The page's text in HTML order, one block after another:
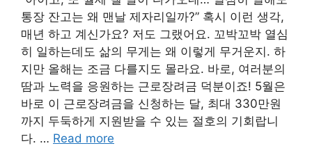
통장 잔고는 왜 맨날 제자리일까?” 혹시 이런 생각,
매년 하고 계신가요? 저도 그랬어요. 꼬박꼬박 열심
히 일하는데도 삶의 무게는 왜 이렇게 무거운지. 하
지만 올해는 조금 다를지도 몰라요. 바로, 여러분의
땀과 노력을 응원하는 근로장려금 덕분이죠! 5월은
바로 이 근로장려금을 신청하는 달, 최대 330만원
까지 두둑하게 지원받을 수 있는 절호의 기회랍니
다. … Read more